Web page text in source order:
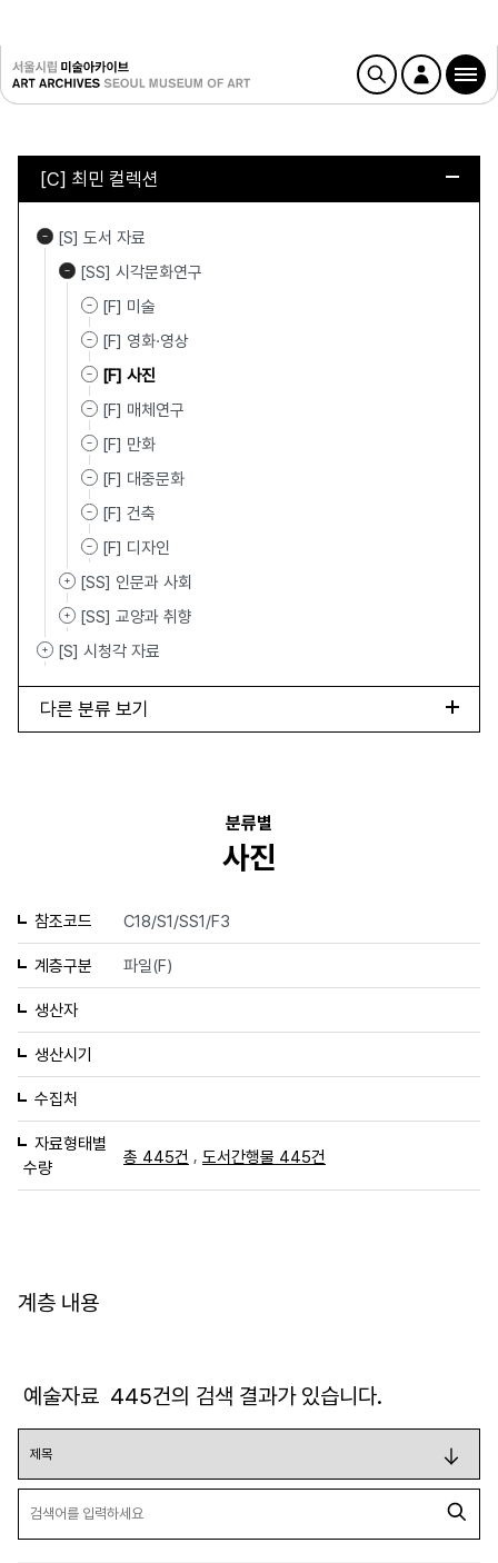
[C] 최민 컬렉션
[S] 도서 자료
[SS] 시각문화연구
[F] 미술
[F] 영화·영상
[F] 사진
[F] 매체연구
[F] 만화
[F] 대중문화
[F] 건축
[F] 디자인
[SS] 인문과 사회
[SS] 교양과 취향
[S] 시청각 자료
다른 분류 보기
분류별
사진
참조코드 C18/S1/SS1/F3
계층구분 파일(F)
생산자
생산시기
수집처
자료형태별
수량
총 445건 , 도서간행물 445건
계층 내용
예술자료 445건의 검색 결과가 있습니다.